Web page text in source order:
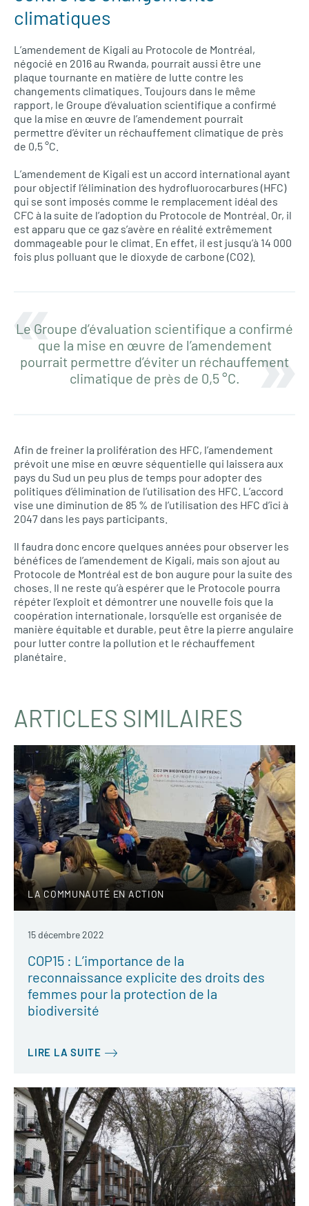
climatiques
L’amendement de Kigali au Protocole de Montréal,
négocié en 2016 au Rwanda, pourrait aussi être une
plaque tournante en matière de lutte contre les
changements climatiques. Toujours dans le même
rapport, le Groupe d’évaluation scientifique a confirmé
que la mise en œuvre de l’amendement pourrait
permettre d’éviter un réchauffement climatique de près
de 0,5 °C.
L’amendement de Kigali est un accord international ayant
pour objectif l’élimination des hydrofluorocarbures (HFC)
qui se sont imposés comme le remplacement idéal des
CFC à la suite de l’adoption du Protocole de Montréal. Or, il
est apparu que ce gaz s’avère en réalité extrêmement
dommageable pour le climat. En effet, il est jusqu’à 14 000
fois plus polluant que le dioxyde de carbone (CO2).
Le Groupe d’évaluation scientifique a confirmé
que la mise en œuvre de l’amendement
pourrait permettre d’éviter un réchauffement
climatique de près de 0,5 °C.
Afin de freiner la prolifération des HFC, l’amendement
prévoit une mise en œuvre séquentielle qui laissera aux
pays du Sud un peu plus de temps pour adopter des
politiques d’élimination de l’utilisation des HFC. L’accord
vise une diminution de 85 % de l’utilisation des HFC d’ici à
2047 dans les pays participants.
Il faudra donc encore quelques années pour observer les
bénéfices de l’amendement de Kigali, mais son ajout au
Protocole de Montréal est de bon augure pour la suite des
choses. Il ne reste qu’à espérer que le Protocole pourra
répéter l’exploit et démontrer une nouvelle fois que la
coopération internationale, lorsqu’elle est organisée de
manière équitable et durable, peut être la pierre angulaire
pour lutter contre la pollution et le réchauffement
planétaire.
ARTICLES SIMILAIRES
LA COMMUNAUTÉ EN ACTION
15 décembre 2022
COP15 : L’importance de la
reconnaissance explicite des droits des
femmes pour la protection de la
biodiversité
LIRE LA SUITE